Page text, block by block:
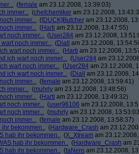
(female am 23.12.2008, 13:39:03)
immer... (chefchemiker am 23.12.2008,
immer... ([DUCK]Butcher am 23.12.2008,
immer... (Harti am 23.12.2008, 13:47:55)
noch immer... (User284 am 23.12.2008,
noch immer... (Diall
am 23.12.2008,
wart noch immer... (Harti am 23.12.2008,
ich wart noch immer... (User284 am
wart noch immer... (User284 am 23.12.2008,
ich wart noch immer... (Diall
am 23.12.2008,
immer... (female am 23.12.2008, 13:59:41)
immer... (muhrly am 23.12.2008, 13:48:56)
immer... (Harti am 23.12.2008, 13:49:32)
noch immer... (user96106 am 23.12.2008,
noch immer... (muhrly am 23.12.2008,
immer... (female am 23.12.2008, 13:58:37)
ihr bekommen.. (Hardware_Crash am
hab ihr bekommen.. (X_Xtream am
hab ihr bekommen.. (Hardware_Crash am
hab ihr bekommen.. (taNero am 23.12.2008,